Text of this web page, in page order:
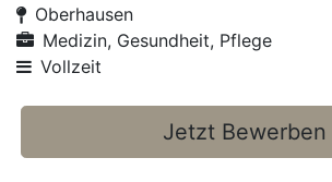
Oberhausen
Medizin, Gesundheit, Pflege
Vollzeit
Jetzt Bewerben